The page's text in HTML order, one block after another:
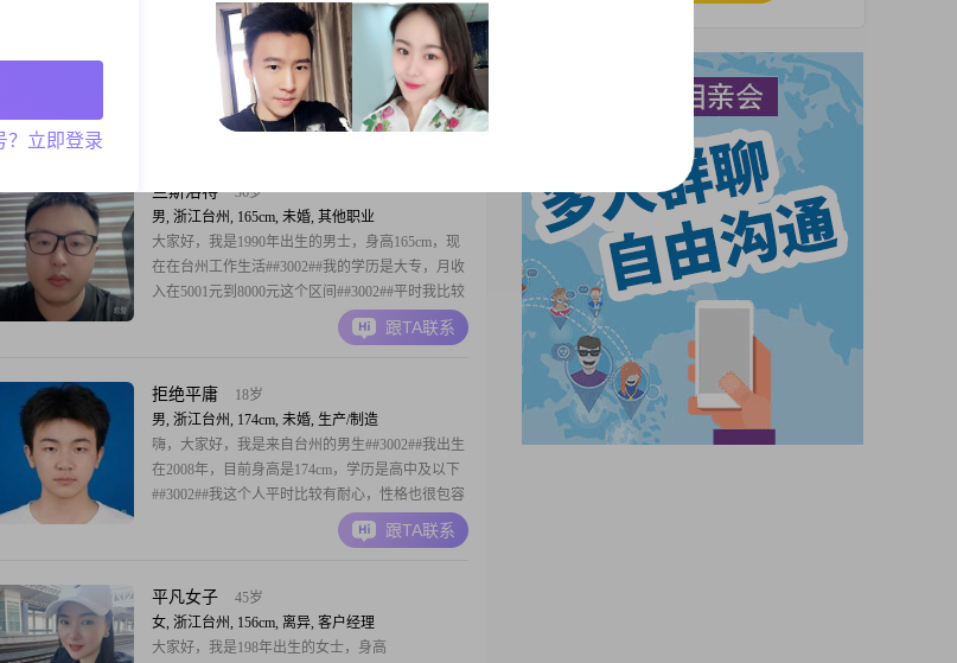
女, 浙江台州, 158cm, 未婚, 销售总监
本人江西上饶人2000年跟随父母来台州生活，兄长
早已在台州定居，台州早已是我的第二故乡
##3002##择偶优先台州本地人，其次上饶同乡
##3002##希望对方踏实上进，月薪一万以上，有责
子，两人互相包容扶持，相伴余生
跟TA联系
兰斯洛特
36岁
男, 浙江台州, 165cm, 未婚, 其他职业
大家好，我是1990年出生的男士，身高165cm，现
在在台州工作生活##3002##我的学历是大专，月收
入在5001元到8000元这个区间##3002##平时我比较
喜欢看电影，也爱玩电子游戏，偶尔会写一些影视
评论##3002##休息的时候，我喜欢外出旅行，四处
##3002##对
跟TA联系
拒绝平庸
18岁
男, 浙江台州, 174cm, 未婚, 生产/制造
嗨，大家好，我是来自台州的男生##3002##我出生
在2008年，目前身高是174cm，学历是高中及以下
##3002##我这个人平时比较有耐心，性格也很包容
##3002##在感情里，我觉得信任至上，也一直期待
能有一段双向奔赴的关系##3002##我的情绪比较稳
一个电影
跟TA联系
平凡女子
45岁
女, 浙江台州, 156cm, 离异, 客户经理
大家好，我是198年出生的女士，身高
？立即登录